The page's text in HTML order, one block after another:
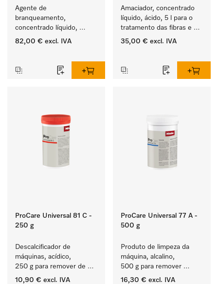
Agente de
branqueamento,
concentrado líquido,
ácido, 20 l para a
82,00 € excl. IVA
Amaciador, concentrado
líquido, ácido, 5 l para o
tratamento das fibras e
uma suavidade duradoura
35,00 € excl. IVA
ProCare Universal 81 C -
250 g
Descalcificador de
máquinas, acídico,
250 g para remover de
depósitos de calcário
10,90 € excl. IVA
ProCare Universal 77 A -
500 g
Produto de limpeza da
máquina, alcalino,
500 g para remover
depósitos de amido
16,30 € excl. IVA